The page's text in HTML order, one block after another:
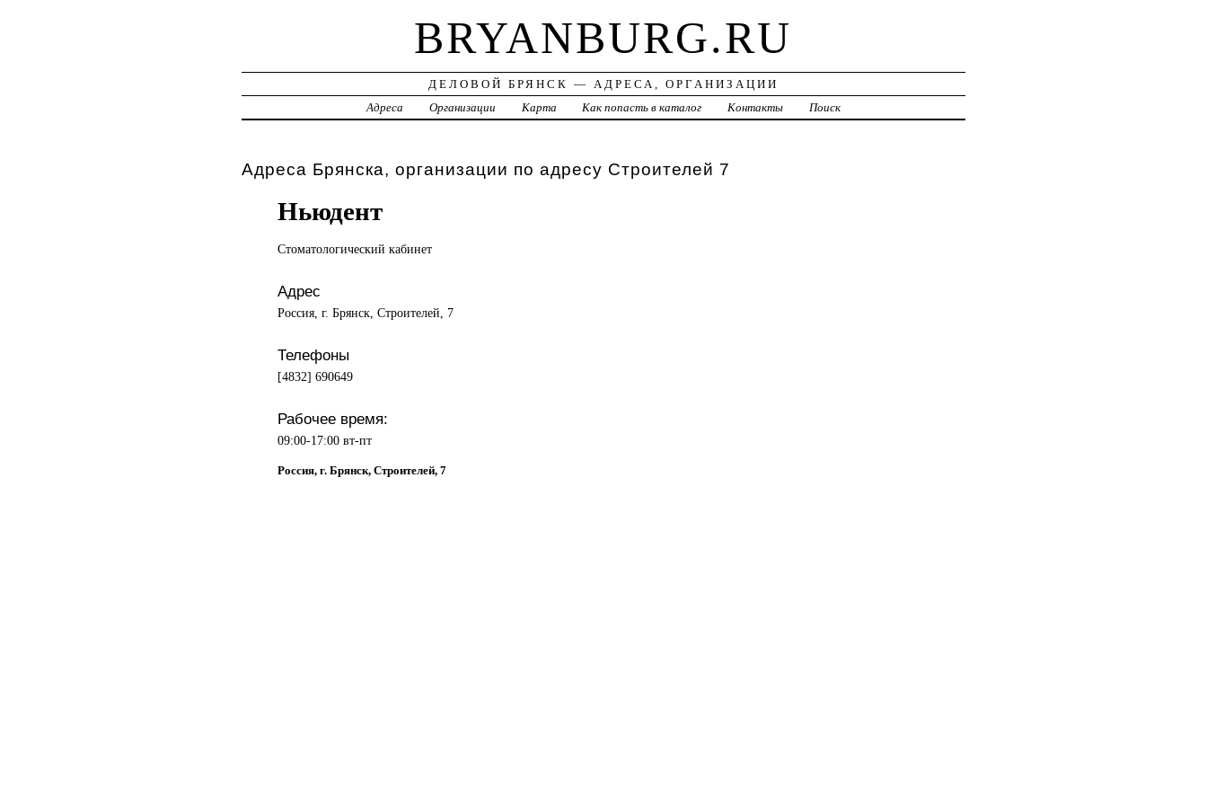
BRYANBURG.RU
ДЕЛОВОЙ БРЯНСК — АДРЕСА, ОРГАНИЗАЦИИ
Адреса
Организации Карта Как попасть в каталог Контакты Поиск
Адреса Брянска, организации по адресу Строителей 7
Ньюдент
Стоматологический кабинет
Адрес
Россия, г. Брянск, Строителей, 7
Телефоны
[4832] 690649
Рабочее время:
09:00-17:00 вт-пт
Россия, г. Брянск, Строителей, 7